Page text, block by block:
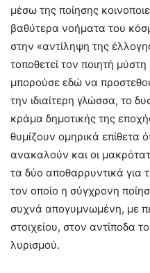
μέσω της ποίησης
βαθύτερα νοήματα του
στην «αντίληψη της
τοποθετεί τον ποιητή
μπορούσε εδώ να
την ιδιαίτερη γλώσσα, το
κράμα δημοτικής της
θυμίζουν ομηρικά επίθετα
ανακαλούν και οι
τα δύο αποθαρρυντικά για
τον οποίο η σύγχρονη
συχνά απογυμνωμένη, με
στοιχείου, στον αντίποδα
λυρισμού.